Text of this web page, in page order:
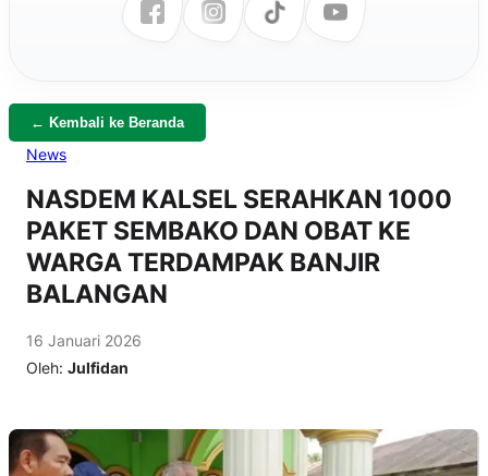
← Kembali ke Beranda
News
NASDEM KALSEL SERAHKAN 1000
PAKET SEMBAKO DAN OBAT KE
WARGA TERDAMPAK BANJIR
BALANGAN
16 Januari 2026
Oleh: Julfidan